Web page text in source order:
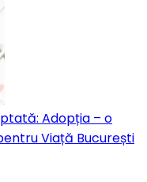
Adopția – o
Viață București